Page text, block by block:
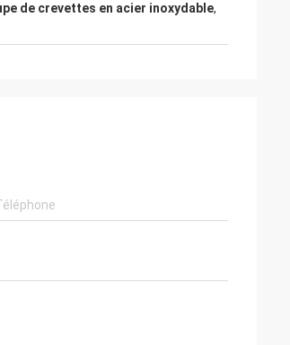
de crevettes en acier inoxydable,